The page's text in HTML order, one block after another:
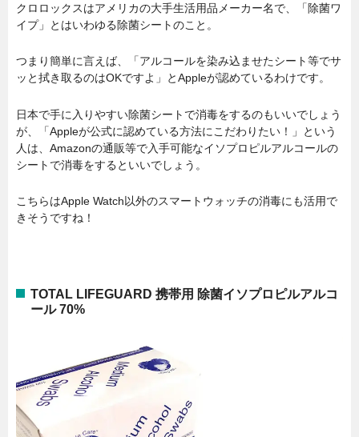
クロロックスはアメリカの大手生活用品メーカー名で、「除菌ワ
イプ」とはいわゆる除菌シートのこと。
つまり簡単に言えば、「アルコールを染み込ませたシート等でサ
ッと拭き取るのはOKですよ」とAppleが認めているわけです。
日本で手に入りやすい除菌シートで消毒をするのもいいでしょう
が、「Appleが公式に認めている方法にこだわりたい！」という
人は、Amazonの通販等で入手可能なイソプロピルアルコールの
シートで消毒をするといいでしょう。
こちらはApple Watch以外のスマートウォッチの消毒にも活用で
きそうですね！
TOTAL LIFEGUARD 携帯用 除菌イソプロピルアルコ
ール 70%